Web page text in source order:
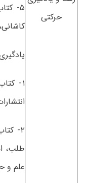
حرکتی
۵-
۱-
۲-
طلب،
علم و